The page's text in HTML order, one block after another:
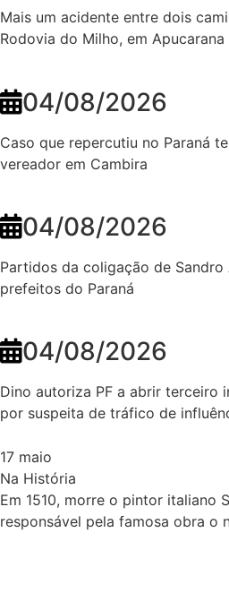
Mais um acidente entre dois
Rodovia do Milho, em Apucarana
04/08/2026
Caso que repercutiu no Paraná
vereador em Cambira
04/08/2026
Partidos da coligação de Sandro
prefeitos do Paraná
04/08/2026
Dino autoriza PF a abrir terceiro
por suspeita de tráfico de
17 maio
Na História
Em 1510, morre o pintor italiano
responsável pela famosa obra o